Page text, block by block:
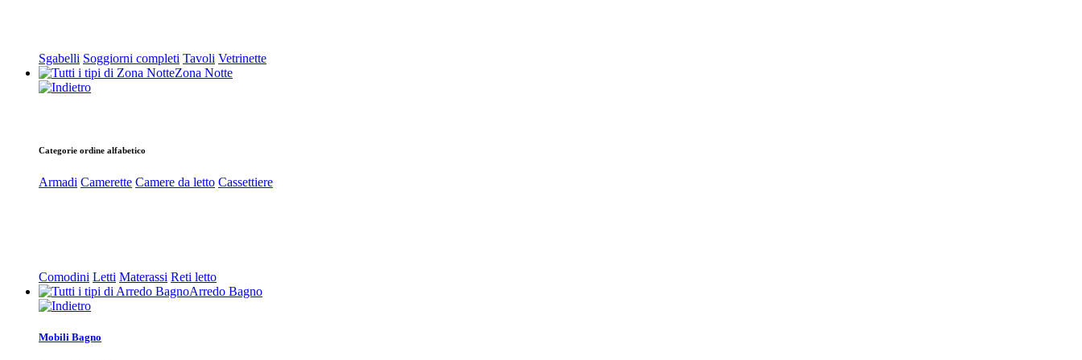
Sgabelli Soggiorni completi Tavoli Vetrinette
Zona Notte
Categorie ordine alfabetico
Armadi Camerette Camere da letto Cassettiere
Comodini Letti Materassi Reti letto
Arredo Bagno
Mobili Bagno